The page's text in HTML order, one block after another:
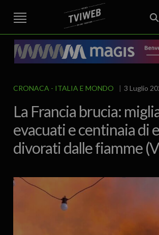
STREET TG CRONACA VENETO
VICENZA E
AREA BERICA
ECONOMIA ATTUALITA’
EDITORIALE ITALIA E MONDO CURIOSITÀ – LIFESTYLE
SPORT
IL GRAFFIO FOOD & DRINK
CRONACA ITALIA E MONDO 3 Luglio
La Francia brucia:
evacuati e centinaia di
divorati dalle fiamme